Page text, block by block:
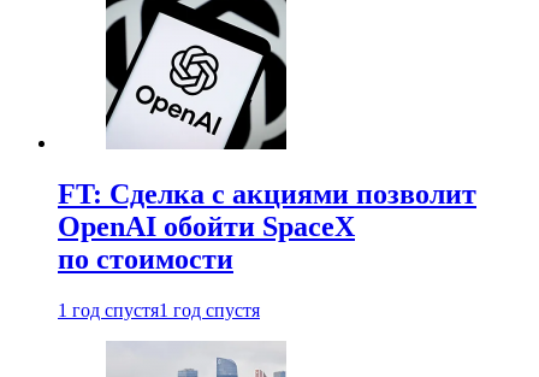
FT: Сделка с акциями позволит
OpenAI обойти SpaceX
по стоимости
1 год спустя1 год спустя